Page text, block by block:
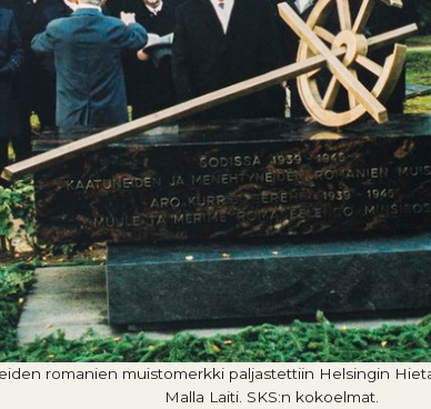
romanien muistomerkki paljastettiin Helsingin
Malla Laiti. SKS:n kokoelmat.